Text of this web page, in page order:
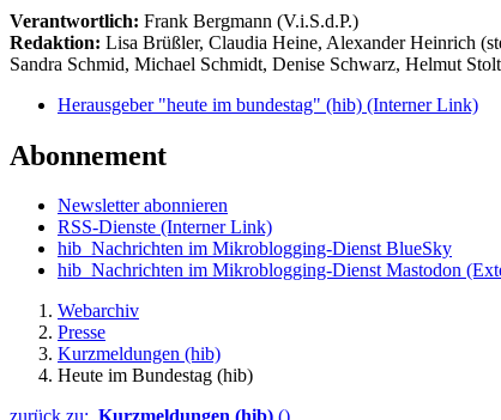
Verantwortlich: Frank Bergmann (V.i.S.d.P.)
Redaktion: Lisa Brüßler, Claudia Heine, Alexander Heinrich
Sandra Schmid, Michael Schmidt, Denise Schwarz, Helmut
Herausgeber "heute im bundestag" (hib) (Interner Link)
Abonnement
Newsletter abonnieren
RSS-Dienste (Interner Link)
hib_Nachrichten im Mikroblogging-Dienst BlueSky
hib_Nachrichten im Mikroblogging-Dienst Mastodon
Webarchiv
Presse
Kurzmeldungen (hib)
Heute im Bundestag (hib)